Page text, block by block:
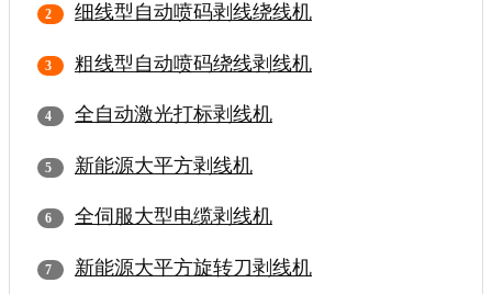
细线型自动喷码剥线绕线机
粗线型自动喷码绕线剥线机
全自动激光打标剥线机
新能源大平方剥线机
全伺服大型电缆剥线机
新能源大平方旋转刀剥线机